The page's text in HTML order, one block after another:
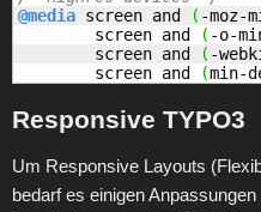
@media screen and ( -moz-
	screen and
( -o-
	screen and
( -
	screen and
(min-
Responsive TYPO3
Um Responsive Layouts
bedarf es einigen